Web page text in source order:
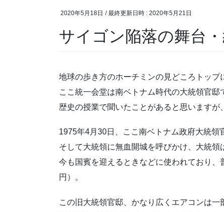
2020年5月18日 / 最終更新日時 : 2020年5月21日
サイゴン陥落の舞台
地球の歩き方のホーチミンの見どころトップ
ここ統一会堂は南ベトナム時代の大統領官邸
歴史の授業で聞いたことがあると思いますが
1975年4月30日、ここ南ベトナム政府大統領
そして大統領に無血開城を呼びかけ、大統領
今も国賓を迎えるときなどに使われており
円）。
この旧大統領官邸、かなり広くエアコンは一